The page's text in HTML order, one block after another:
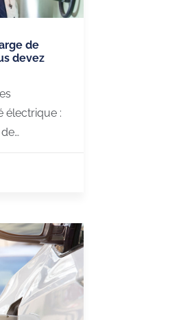
de
devez
électrique :